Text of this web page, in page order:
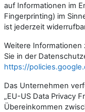
auf Informationen im
Fingerprinting) im
ist jederzeit
Weitere
Sie in der
https://
Das Unternehmen
„EU-US Data Privacy
Übereinkommen